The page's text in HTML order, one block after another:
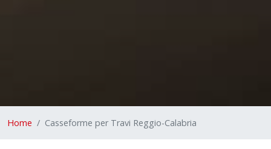
Home Casseforme per Travi Reggio-Calabria